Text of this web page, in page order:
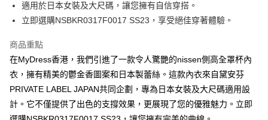
送貨方式
每筆HK$40.00，滿HK$350.00或以上免運費
付款後順豐站及營業點
付款後順豐合作便利店
適用於日本女裝及大尺碼，讓您擁有自信穿搭。
立即選購NSBKR0317F0017 SS23，享受絕佳穿著體驗。
商品重點
在MyDress香港，我們引進了一款令人驚艷的nissen側高全罩杯內
衣，擁有精美的鬱金香圖案和日本製蕾絲。這款內衣來自黛安芬
PRIVATE LABEL JAPAN共同企劃，專為日本女裝及大尺碼適用設
計。它不僅提供了出色的支撐效果，更展現了您的優雅魅力。立即